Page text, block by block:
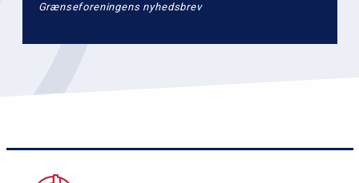
Grænseforeningens nyhedsbrev